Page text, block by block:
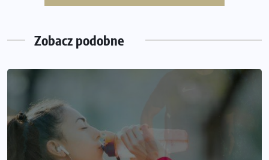
poradnik przed startem
Zobacz podobne